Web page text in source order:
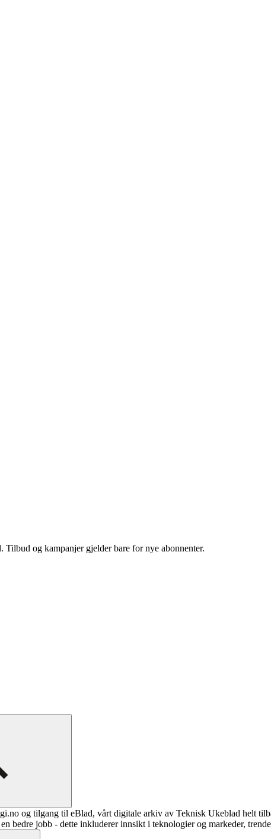
og kampanjer gjelder bare for nye abonnenter.
og tilgang til eBlad, vårt digitale arkiv av Teknisk Ukeblad helt
bedre jobb - dette inkluderer innsikt i teknologier og markeder,